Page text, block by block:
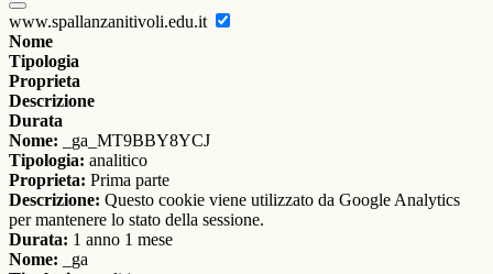
www.spallanzanitivoli.edu.it
Nome
Tipologia
Proprieta
Descrizione
Durata
Nome: _ga_MT9BBY8YCJ
Tipologia: analitico
Proprieta: Prima parte
Descrizione: Questo cookie viene utilizzato da Google Analytics
per mantenere lo stato della sessione.
Durata: 1 anno 1 mese
Nome: _ga